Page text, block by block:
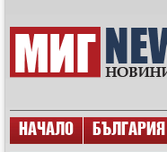
НАЧАЛО БЪЛГАРИЯ